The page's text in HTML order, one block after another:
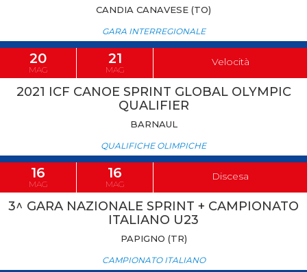
CANDIA CANAVESE (TO)
GARA INTERREGIONALE
20
MAG
21
MAG
Velocità
2021 ICF CANOE SPRINT GLOBAL OLYMPIC
QUALIFIER
BARNAUL
QUALIFICHE OLIMPICHE
16
MAG
16
MAG
Discesa
3^ GARA NAZIONALE SPRINT + CAMPIONATO
ITALIANO U23
PAPIGNO (TR)
CAMPIONATO ITALIANO